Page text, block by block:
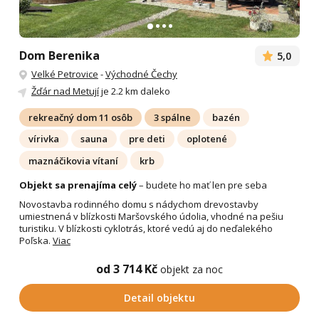
Dom Berenika 5,0
Velké Petrovice -Východné Čechy
Žďár nad Metujíje 2.2 km daleko
rekreačný dom 11 osôb 3 spálne
bazén
vírivka
sauna pre deti
oplotené
maznáčikovia vítaní
krb
Objekt sa prenajíma celý– budete ho mať len pre seba
Novostavba rodinného domu s nádychom drevostavby
umiestnená v blízkosti Maršovského údolia, vhodné na pešiu
turistiku. V blízkosti cyklotrás, ktoré vedú aj do neďalekého
Poľska. Viac
od 3 714 Kč objekt za noc
Detail objektu